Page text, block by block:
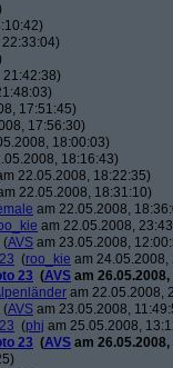
17:51:45)
17:56:30)
18:00:03)
18:16:43)
22.05.2008, 18:22:35)
22.05.2008, 18:31:10)
am 22.05.2008,
am 22.05.2008,
(AVS am 23.05.2008,
(roo_kie am 24.05.2008,
23 (AVS am
am 22.05.2008,
(AVS am 23.05.2008,
(phj am 25.05.2008,
23 (AVS am